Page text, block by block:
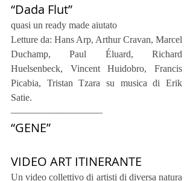
“Dada Flut”
quasi un ready made aiutato
Letture da: Hans Arp, Arthur Cravan, Marcel
Duchamp, Paul Éluard, Richard
Huelsenbeck, Vincent Huidobro, Francis
Picabia, Tristan Tzara su musica di Erik
Satie.
—————————–
“GENE”
VIDEO ART ITINERANTE
Un video collettivo di artisti di diversa natura